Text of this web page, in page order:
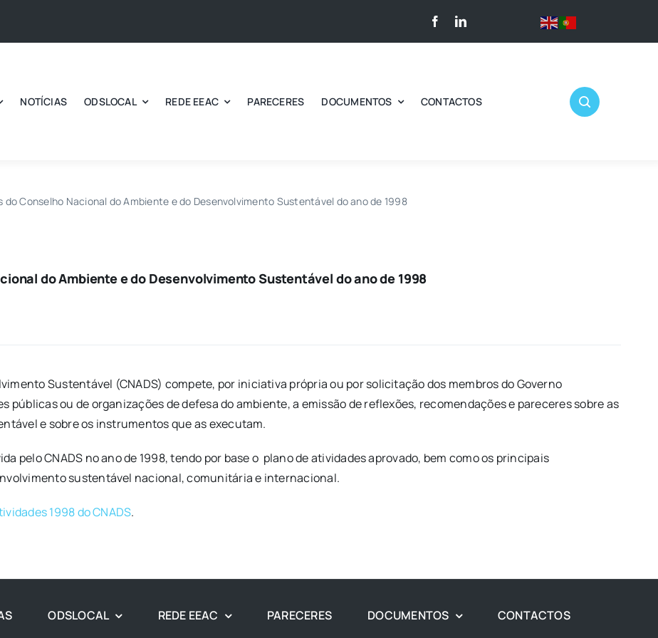
NOTÍCIAS ODSLOCAL REDE EEAC PARECERES DOCUMENTOS CONTACTOS
do Conselho Nacional do Ambiente e do Desenvolvimento Sustentável do ano de 1998
do Ambiente e do Desenvolvimento Sustentável do ano de 1998
Sustentável (CNADS) compete, por iniciativa própria ou por solicitação dos membros do Governo
públicas ou de organizações de defesa do ambiente, a emissão de reflexões, recomendações e pareceres sobre as
e sobre os instrumentos que as executam.
pelo CNADS no ano de 1998, tendo por base o plano de atividades aprovado, bem como os principais
sustentável nacional, comunitária e internacional.
1998 do CNADS.
ODSLOCAL REDE EEAC PARECERES DOCUMENTOS CONTACTOS